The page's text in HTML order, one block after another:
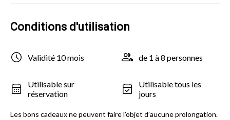
Conditions d'utilisation
Validité 10 mois de 1 à 8 personnes
Utilisable sur
réservation
Utilisable tous les
jours
Les bons cadeaux ne peuvent faire l’objet d’aucune prolongation.